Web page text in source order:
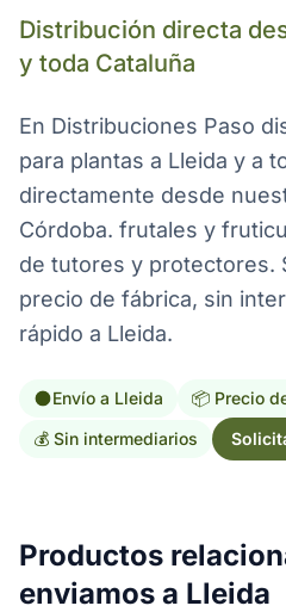
Distribución directa
y toda Cataluña
En Distribuciones Paso
para plantas a Lleida y a
directamente desde
Córdoba. frutales y
de tutores y protectores.
precio de fábrica, sin
rápido a Lleida.
Envío a Lleida 📦 Precio
💰 Sin intermediarios
Productos
enviamos a Lleida